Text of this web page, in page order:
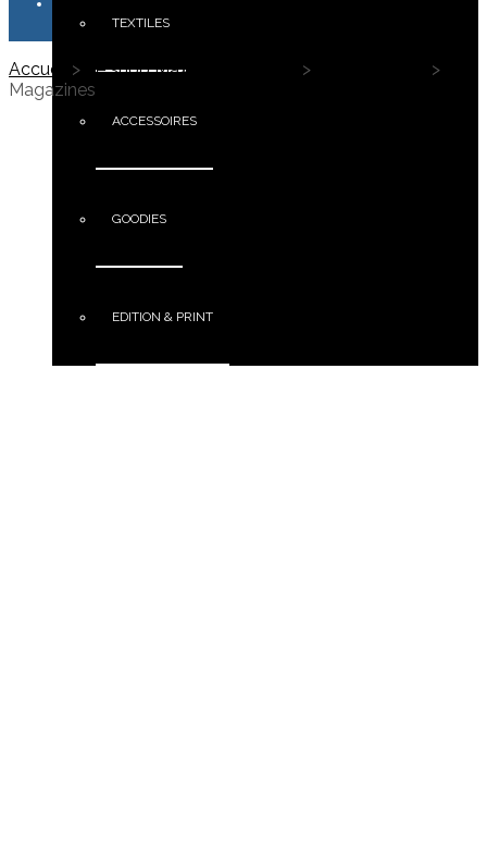
TEXTILES
ACCESSOIRES
GOODIES
EDITION & PRINT
Accueil > Le shop Maximus Campus >
>
Magazines